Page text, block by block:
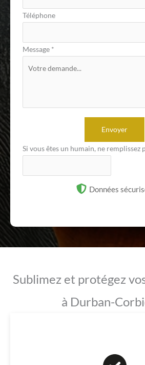
Téléphone
Message *
Envoyer
Si vous êtes un humain, ne remplissez
Données
Sublimez et protégez
à Durban-